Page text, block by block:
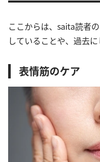
ここからは、saita読者
していることや、過去
表情筋のケア